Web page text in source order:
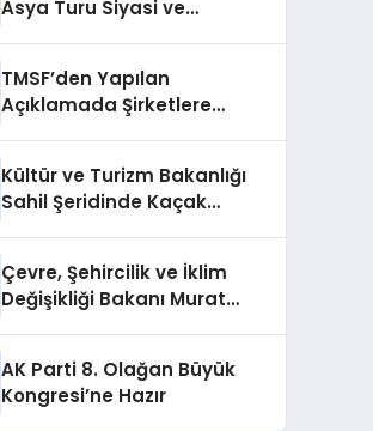
Asya Turu Siyasi ve
TMSF’den Yapılan
Açıklamada Şirketlere
Kültür ve Turizm Bakanlığı
Sahil Şeridinde Kaçak
Çevre, Şehircilik ve İklim
Değişikliği Bakanı Murat
AK Parti 8. Olağan Büyük
Kongresi’ne Hazır